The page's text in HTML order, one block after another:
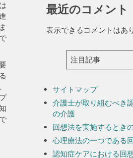
最近のコメント
表示できるコメントはあ
注目記事
サイトマップ
介護士が取り組むべき
の介護
回想法を実施するとき
心理療法の一つである
認知症ケアにおける回